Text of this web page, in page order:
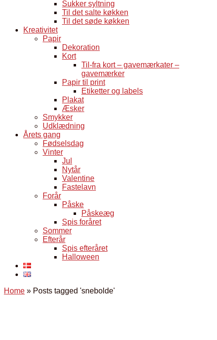
Sukker syltning
Til det salte køkken
Til det søde køkken
Kreativitet
Papir
Dekoration
Kort
Til-fra kort – gavemærkater –
gavemærker
Papir til print
Etiketter og labels
Plakat
Æsker
Smykker
Udklædning
Årets gang
Fødselsdag
Vinter
Jul
Nytår
Valentine
Fastelavn
Forår
Påske
Påskeæg
Spis foråret
Sommer
Efterår
Spis efteråret
Halloween
Home » Posts tagged 'snebolde'